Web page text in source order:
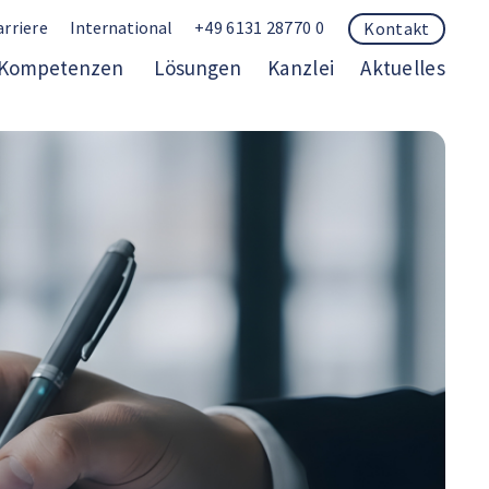
International +49 6131 28770 0 Kontakt
Lösungen Kanzlei Aktuelles